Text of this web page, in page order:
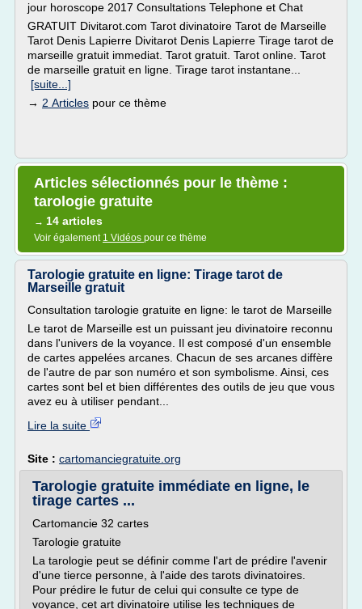
jour horoscope 2017 Consultations Telephone et Chat
GRATUIT Divitarot.com Tarot divinatoire Tarot de Marseille
Tarot Denis Lapierre Divitarot Denis Lapierre Tirage tarot de
marseille gratuit immediat. Tarot gratuit. Tarot online. Tarot
de marseille gratuit en ligne. Tirage tarot instantane...
[suite...]
→ 2 Articles pour ce thème
Articles sélectionnés pour le thème :
tarologie gratuite
→ 14 articles
Voir également 1 Vidéos pour ce thème
Tarologie gratuite en ligne: Tirage tarot de
Marseille gratuit
Consultation tarologie gratuite en ligne: le tarot de Marseille
Le tarot de Marseille est un puissant jeu divinatoire reconnu
dans l'univers de la voyance. Il est composé d'un ensemble
de cartes appelées arcanes. Chacun de ses arcanes diffère
de l'autre de par son numéro et son symbolisme. Ainsi, ces
cartes sont bel et bien différentes des outils de jeu que vous
avez eu à utiliser pendant...
Lire la suite
Site : cartomanciegratuite.org
Tarologie gratuite immédiate en ligne, le
tirage cartes ...
Cartomancie 32 cartes
Tarologie gratuite
La tarologie peut se définir comme l'art de prédire l'avenir
d'une tierce personne, à l'aide des tarots divinatoires.
Pour prédire le futur de celui qui consulte ce type de
voyance, cet art divinatoire utilise les techniques de